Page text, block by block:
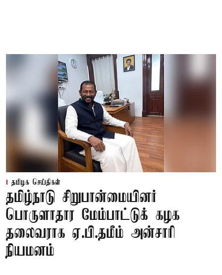
தமிழக செய்திகள்
தமிழ்நாடு சிறுபான்மையினர்
பொருளாதார மேம்பாட்டுக் கழக
தலைவராக ஏ.பி.தமீம் அன்சாரி
நியமனம்